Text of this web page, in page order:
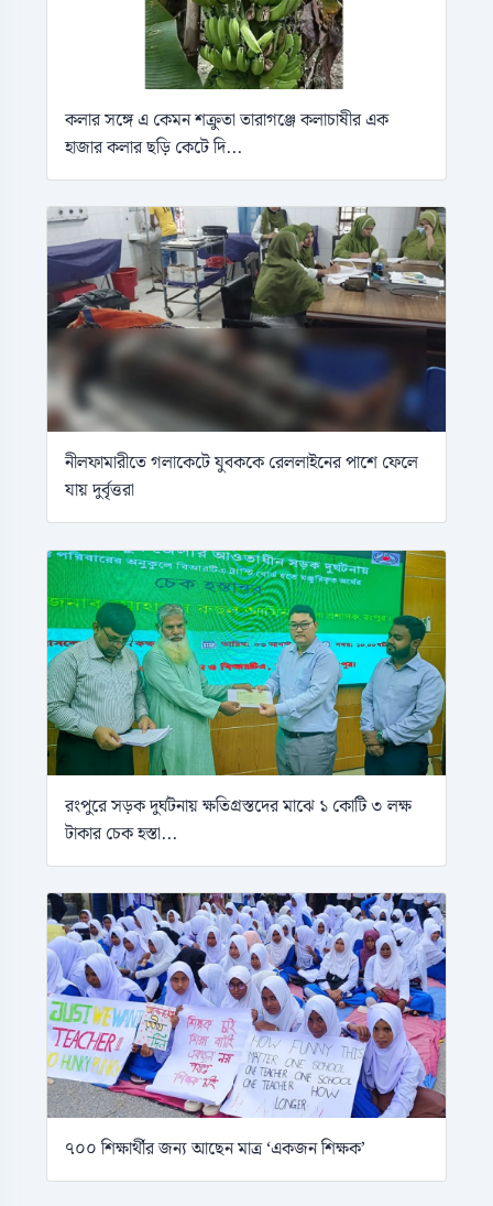
কলার সঙ্গে এ কেমন শক্রুতা তারাগঞ্জে কলাচাষীর এক
হাজার কলার ছড়ি কেটে দি...
নীলফামারীতে গলাকেটে যুবককে রেললাইনের পাশে ফেলে
যায় দুর্বৃত্তরা
রংপুরে সড়ক দুর্ঘটনায় ক্ষতিগ্রস্তদের মাঝে ১ কোটি ৩ লক্ষ
টাকার চেক হস্তা...
৭০০ শিক্ষার্থীর জন্য আছেন মাত্র ‘একজন শিক্ষক’